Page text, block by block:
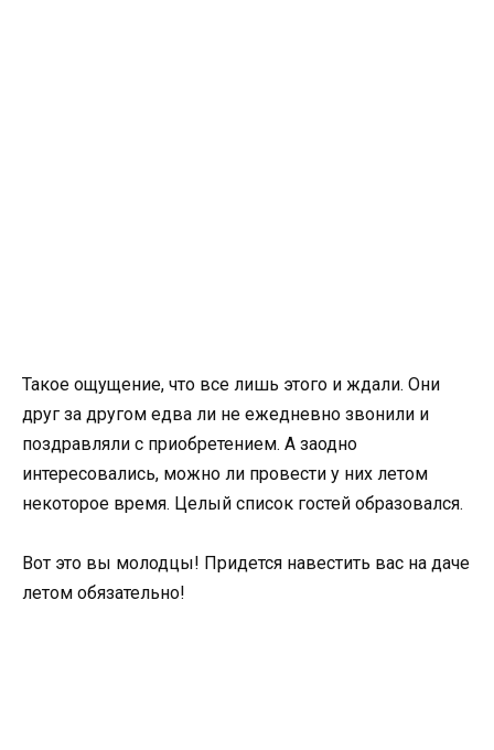
Такое ощущение, что все лишь этого и ждали. Они
друг за другом едва ли не ежедневно звонили и
поздравляли с приобретением. А заодно
интересовались, можно ли провести у них летом
некоторое время. Целый список гостей образовался.
Вот это вы молодцы! Придется навестить вас на даче
летом обязательно!